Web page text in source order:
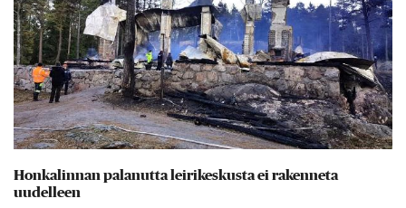
Honkalinnan palanutta leirikeskusta ei rakenneta
uudelleen